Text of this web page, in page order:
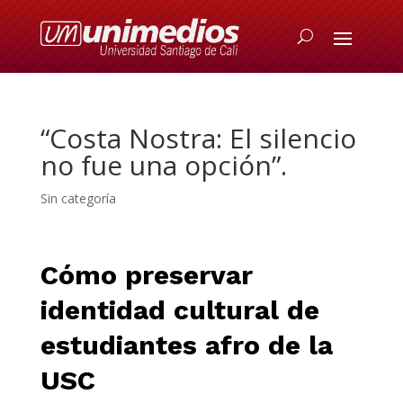
“Costa Nostra: El silencio
no fue una opción”.
Sin categoría
Cómo preservar
identidad cultural de
estudiantes afro de la
USC